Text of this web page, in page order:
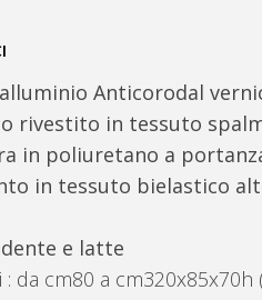
Anticorodal
rivestito in tessuto
in poliuretano a
in tessuto bielastico
e latte
: da cm80 a